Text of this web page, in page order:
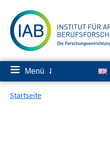
zum
Inhalt
≡ Menü ✘
Startseite